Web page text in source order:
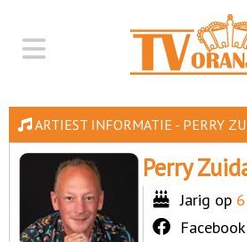
ARTIEST INFORMATIE - PERRY
Perry
Jarig op
Facebook